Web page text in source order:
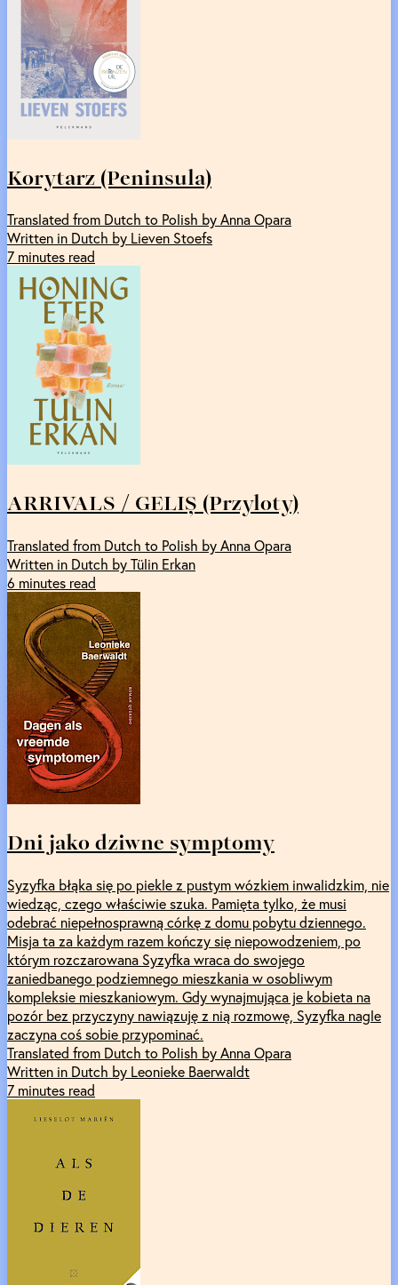
Korytarz (Peninsula)
Translated from Dutch to Polish by Anna Opara
Written in Dutch by Lieven Stoefs
7 minutes read
ARRIVALS / GELIȘ (Przyloty)
Translated from Dutch to Polish by Anna Opara
Written in Dutch by Tülin Erkan
6 minutes read
Dni jako dziwne symptomy
Syzyfka błąka się po piekle z pustym wózkiem inwalidzkim, nie
wiedząc, czego właściwie szuka. Pamięta tylko, że musi
odebrać niepełnosprawną córkę z domu pobytu dziennego.
Misja ta za każdym razem kończy się niepowodzeniem, po
którym rozczarowana Syzyfka wraca do swojego
zaniedbanego podziemnego mieszkania w osobliwym
kompleksie mieszkaniowym. Gdy wynajmująca je kobieta na
pozór bez przyczyny nawiązuję z nią rozmowę, Syzyfka nagle
zaczyna coś sobie przypominać.
Translated from Dutch to Polish by Anna Opara
Written in Dutch by Leonieke Baerwaldt
7 minutes read